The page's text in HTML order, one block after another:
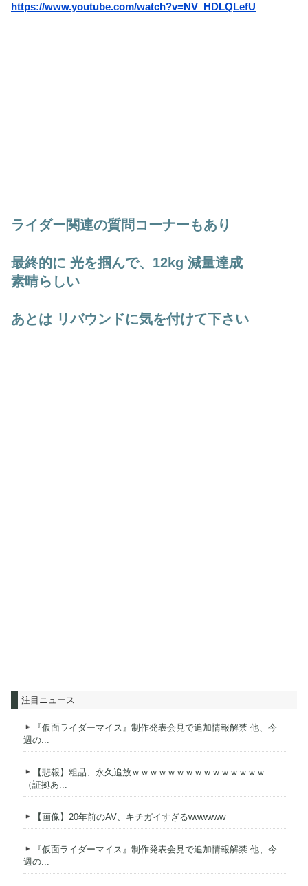
https://www.youtube.com/watch?v=NV_HDLQLefU
ライダー関連の質問コーナーもあり
最終的に 光を掴んで、12kg 減量達成
素晴らしい
あとは リバウンドに気を付けて下さい
注目ニュース
『仮面ライダーマイス』制作発表会見で追加情報解禁 他、今
週の...
【悲報】粗品、永久追放ｗｗｗｗｗｗｗｗｗｗｗｗｗｗｗ
（証拠あ...
【画像】20年前のAV、キチガイすぎるwwwwww
『仮面ライダーマイス』制作発表会見で追加情報解禁 他、今
週の...